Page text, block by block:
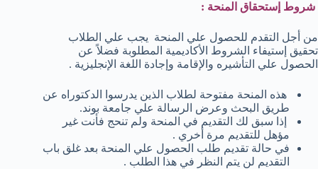
شروط إستحقاق المنحة :
من أجل التقدم للحصول علي المنحة يجب علي الطلاب
تحقيق إستيفاء الشروط الأكاديمية المطلوبة فضلاً عن
الحصول علي التأشيره والإقامة وإجادة اللغة الإنجليزية .
هذه المنحة مفتوحة لطلاب الذين يدرسوا الدكتوراه عن
طريق البحث وعرض الرسالة علي جامعة بوند.
إذا سبق لك التقديم في المنحة ولم تنحج فأنت غير
مؤهل للتقديم مرة أخري .
في حالة تقديم طلب الحصول علي المنحة بعد غلق باب
التقديم لن يتم النظر في هذا الطلب .